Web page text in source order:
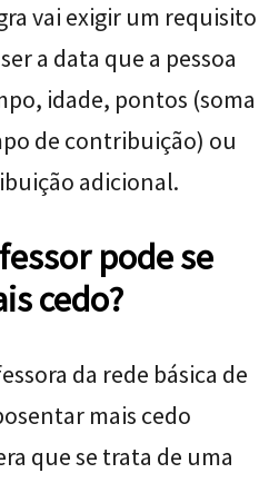
vai exigir um requisito
a data que a pessoa
idade, pontos (soma
de contribuição) ou
adicional.
pode se
cedo?
da rede básica de
mais cedo
que se trata de uma